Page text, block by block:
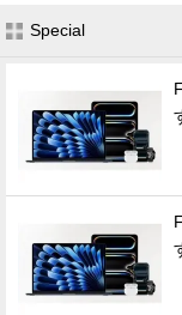
Special